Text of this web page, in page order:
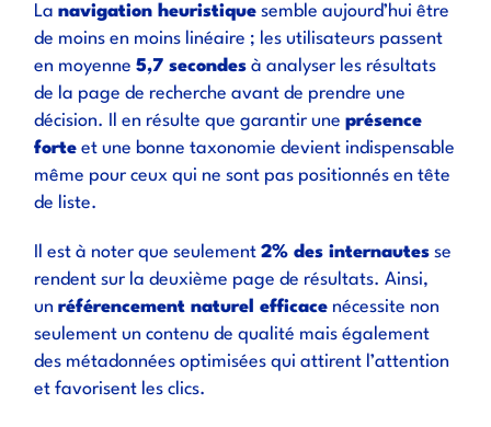
Lanavigation heuristique semble aujourd’hui être
de moins en moins linéaire ; les utilisateurs passent
en moyenne5,7 secondes à analyser les résultats
de la page de recherche avant de prendre une
décision. Il en résulte que garantir uneprésence
forte et une bonne taxonomie devient indispensable
même pour ceux qui ne sont pas positionnés en tête
de liste.
Il est à noter que seulement2% des internautes se
rendent sur la deuxième page de résultats. Ainsi,
unréférencement naturel efficace nécessite non
seulement un contenu de qualité mais également
des métadonnées optimisées qui attirent l’attention
et favorisent les clics.